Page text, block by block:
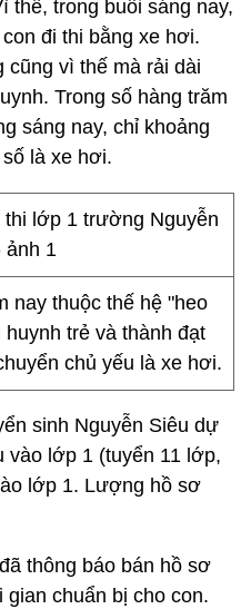
thế, trong buổi sáng nay,
đi thi bằng xe hơi.
vì thế mà rải dài
Trong số hàng trăm
sáng nay, chỉ khoảng
là xe hơi.
nay thuộc thế hệ "heo
trẻ và thành đạt
chủ yếu là xe hơi.
sinh Nguyễn Siêu dự
vào lớp 1 (tuyển 11 lớp,
lớp 1. Lượng hồ sơ
thông báo bán hồ sơ
chuẩn bị cho con.